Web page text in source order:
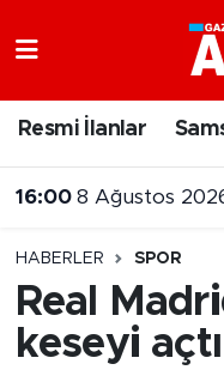
Resmi İlanlar
16:00 8 Ağustos
15:55 Samsun’da uyuşturucu
HABERLER SPOR
Real
keseyi açtı
Samsun
Süper Lig Puan